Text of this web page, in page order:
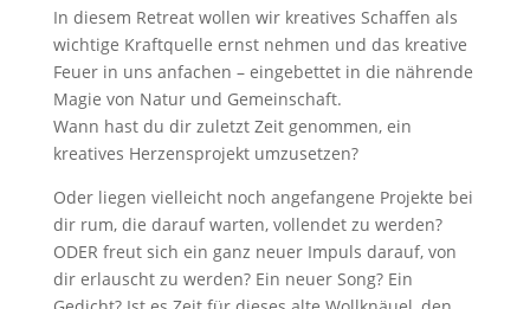
In diesem Retreat wollen wir kreatives Schaffen als
wichtige Kraftquelle ernst nehmen und das kreative
Feuer in uns anfachen – eingebettet in die nährende
Magie von Natur und Gemeinschaft.
Wann hast du dir zuletzt Zeit genommen, ein
kreatives Herzensprojekt umzusetzen?
Oder liegen vielleicht noch angefangene Projekte bei
dir rum, die darauf warten, vollendet zu werden?
ODER freut sich ein ganz neuer Impuls darauf, von
dir erlauscht zu werden? Ein neuer Song? Ein